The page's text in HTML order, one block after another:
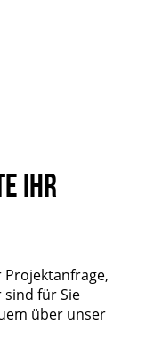
Ihr
Projektanfrage,
sind für Sie
über unser